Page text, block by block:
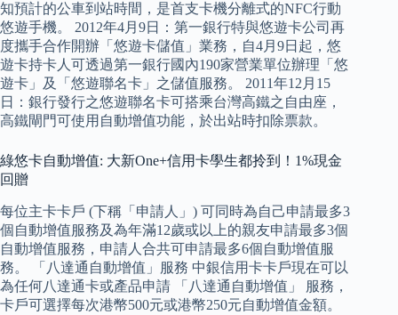
知預計的公車到站時間，是首支卡機分離式的NFC行動
悠遊手機。 2012年4月9日：第一銀行特與悠遊卡公司再
度攜手合作開辦「悠遊卡儲值」業務，自4月9日起，悠
遊卡持卡人可透過第一銀行國內190家營業單位辦理「悠
遊卡」及「悠遊聯名卡」之儲值服務。 2011年12月15
日：銀行發行之悠遊聯名卡可搭乘台灣高鐵之自由座，
高鐵閘門可使用自動增值功能，於出站時扣除票款。
綠悠卡自動增值: 大新One+信用卡學生都拎到！1%現金
回贈
每位主卡卡戶 (下稱「申請人」) 可同時為自己申請最多3
個自動增值服務及為年滿12歲或以上的親友申請最多3個
自動增值服務，申請人合共可申請最多6個自動增值服
務。 「八達通自動增值」服務 中銀信用卡卡戶現在可以
為任何八達通卡或產品申請 「八達通自動增值」 服務，
卡戶可選擇每次港幣500元或港幣250元自動增值金額。